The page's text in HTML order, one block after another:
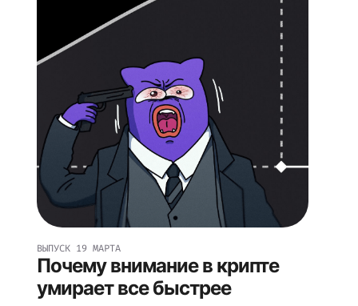
ВЫПУСК 19 МАРТА
Почему внимание в крипте
умирает все быстрее